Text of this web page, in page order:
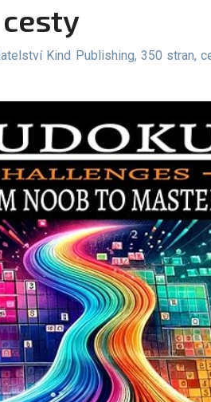
cesty
Kind Publishing, 350 stran,